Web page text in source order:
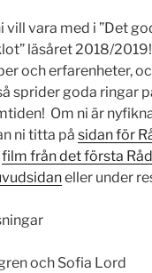
vill vara med i ”Det
läsåret 2018/
och erfarenheter,
sprider goda ringar
Om ni är
ni titta på sidan för
film från det första
eller under
och Sofia Lord